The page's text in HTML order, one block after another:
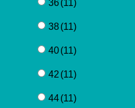
36(11)
38(11)
40(11)
42 (11)
44(11)